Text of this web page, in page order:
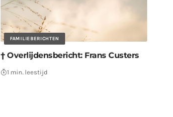
FAMILIEBERICHTEN
† Overlijdensbericht: Frans Custers
1 min. leestijd